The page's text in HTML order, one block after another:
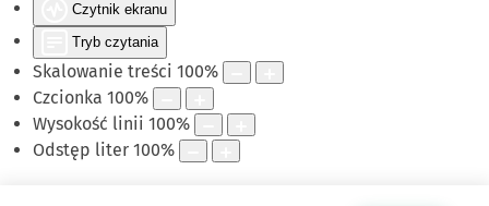
Czytnik ekranu
Tryb czytania
Skalowanie treści 100%
Czcionka 100%
Wysokość linii 100%
Odstęp liter 100%